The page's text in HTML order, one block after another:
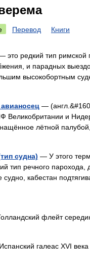
Перевод Книги
это редкий тип римской
и парадных
высокобортным
—
Великобритании и
лётной
судна) — У этого
тип речного
судно, кабестан
флейт
галеас XVI века